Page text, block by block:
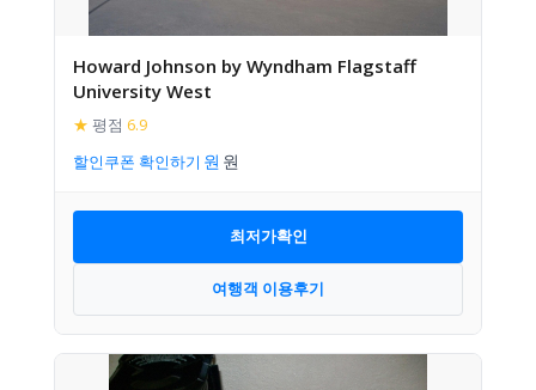
Howard Johnson by Wyndham Flagstaff
University West
★ 평점 6.9
할인쿠폰 확인하기
최저가확인
여행객 이용후기